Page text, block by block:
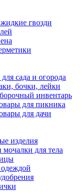
гвозди
сада и огорода
бочки, лейки
инвентарь
для пикника
для дачи
изделия
мочалки для тела
одеждой